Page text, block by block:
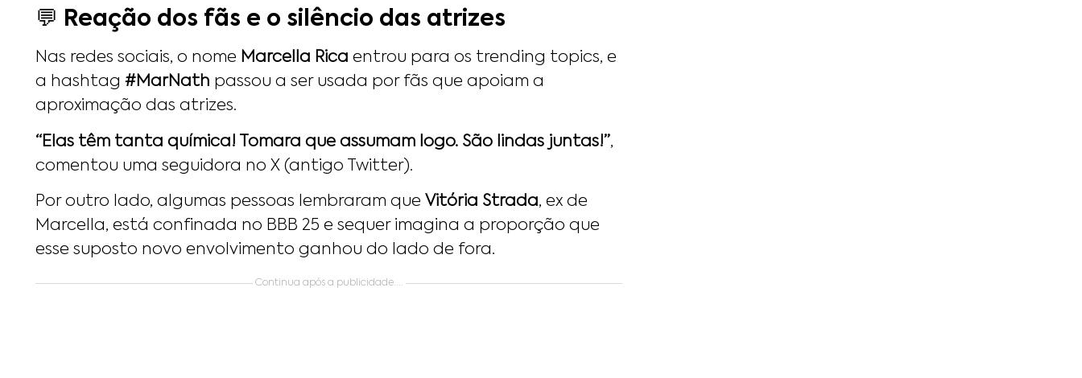
💬 Reação dos fãs e o silêncio das atrizes
Nas redes sociais, o nome Marcella Rica entrou para os trending topics, e
a hashtag #MarNath passou a ser usada por fãs que apoiam a
aproximação das atrizes.
“Elas têm tanta química! Tomara que assumam logo. São lindas juntas!”,
comentou uma seguidora no X (antigo Twitter).
Por outro lado, algumas pessoas lembraram que Vitória Strada, ex de
Marcella, está confinada no BBB 25 e sequer imagina a proporção que
esse suposto novo envolvimento ganhou do lado de fora.
Continua após a publicidade....